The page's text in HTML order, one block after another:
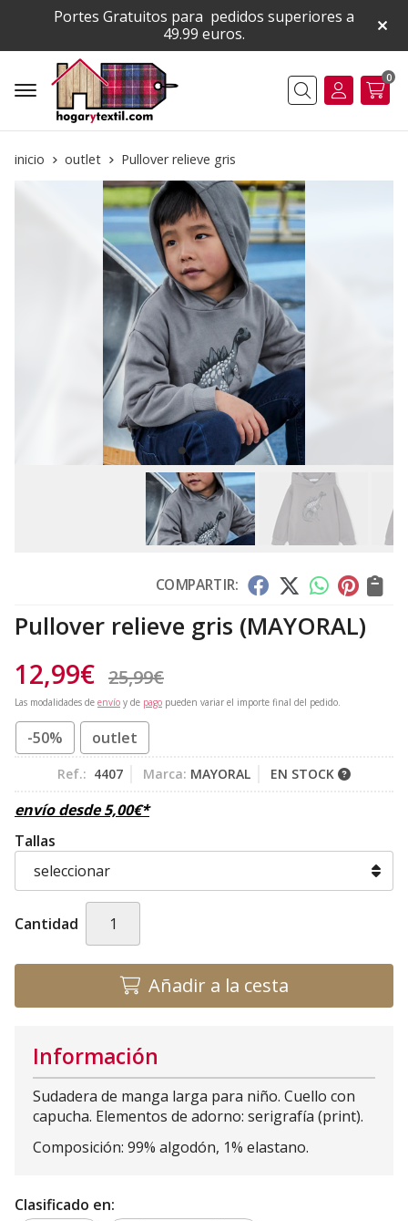
Portes Gratuitos para pedidos superiores a
49.99 euros.
Buscar
0
inicio outlet Pullover relieve gris
COMPARTIR:
Pullover relieve gris (MAYORAL)
12,99€ 25,99€
Las modalidades de envío y de pago pueden variar el importe final del pedido.
-50% outlet
Ref.: 4407 Marca: MAYORAL EN STOCK
envío desde5,00€*
Tallas
Cantidad
Añadir a la cesta
Información
Sudadera de manga larga para niño. Cuello con
capucha. Elementos de adorno: serigrafía (print).
Composición: 99% algodón, 1% elastano.
Clasificado en: